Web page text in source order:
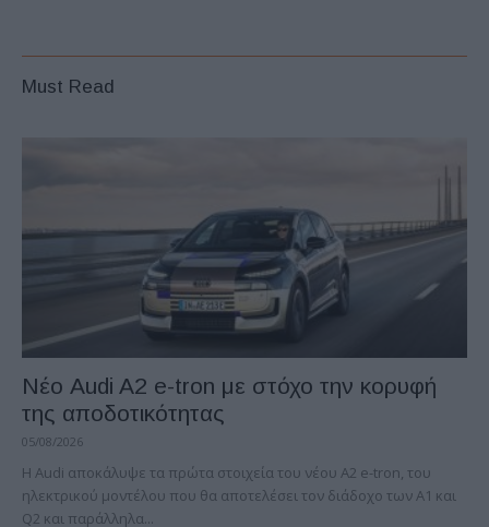
Must Read
Νέο Audi A2 e-tron με στόχο την κορυφή
της αποδοτικότητας
05/08/2026
Η Audi αποκάλυψε τα πρώτα στοιχεία του νέου A2 e-tron, του
ηλεκτρικού μοντέλου που θα αποτελέσει τον διάδοχο των A1 και
Q2 και παράλληλα...